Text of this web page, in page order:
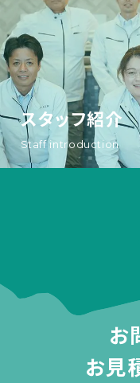
スタッフ紹介
Staff introduction
お
お見